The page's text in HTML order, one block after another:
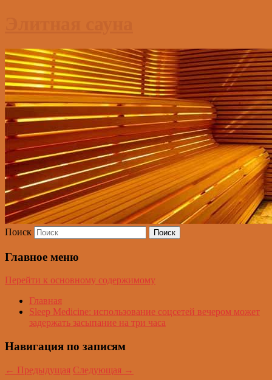
Поиск
Главное меню
Перейти к основному содержимому
Главная
Sleep Medicine: использование соцсетей вечером может
задержать засыпание на три часа
Навигация по записям
← Предыдущая Следующая →